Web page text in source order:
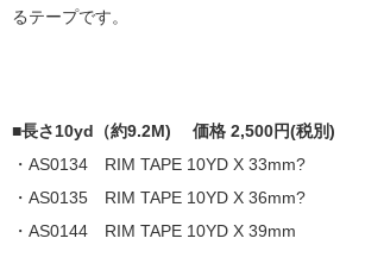
るテープです。
■長さ10yd（約9.2M) 価格 2,500円(税別)
・AS0134 RIM TAPE 10YD X 33mm?
・AS0135 RIM TAPE 10YD X 36mm?
・AS0144 RIM TAPE 10YD X 39mm